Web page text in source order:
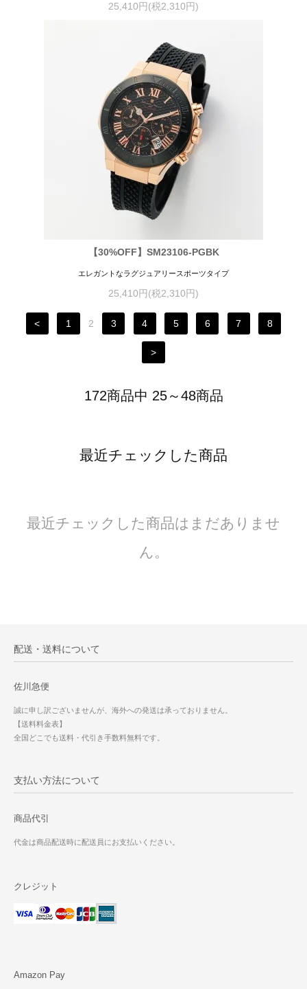
25,410円(税2,310円)
【30%OFF】SM23106-PGBK
エレガントなラグジュアリースポーツタイプ
25,410円(税2,310円)
< 1 2 3 4 5 6 7 8
>
172商品中 25～48商品
最近チェックした商品
最近チェックした商品はまだありませ
ん。
配送・送料について
佐川急便
誠に申し訳ございませんが、海外への発送は承っておりません。
【送料料金表】
全国どこでも送料・代引き手数料無料です。
支払い方法について
商品代引
代金は商品配送時に配送員にお支払いください。
クレジット
Amazon Pay